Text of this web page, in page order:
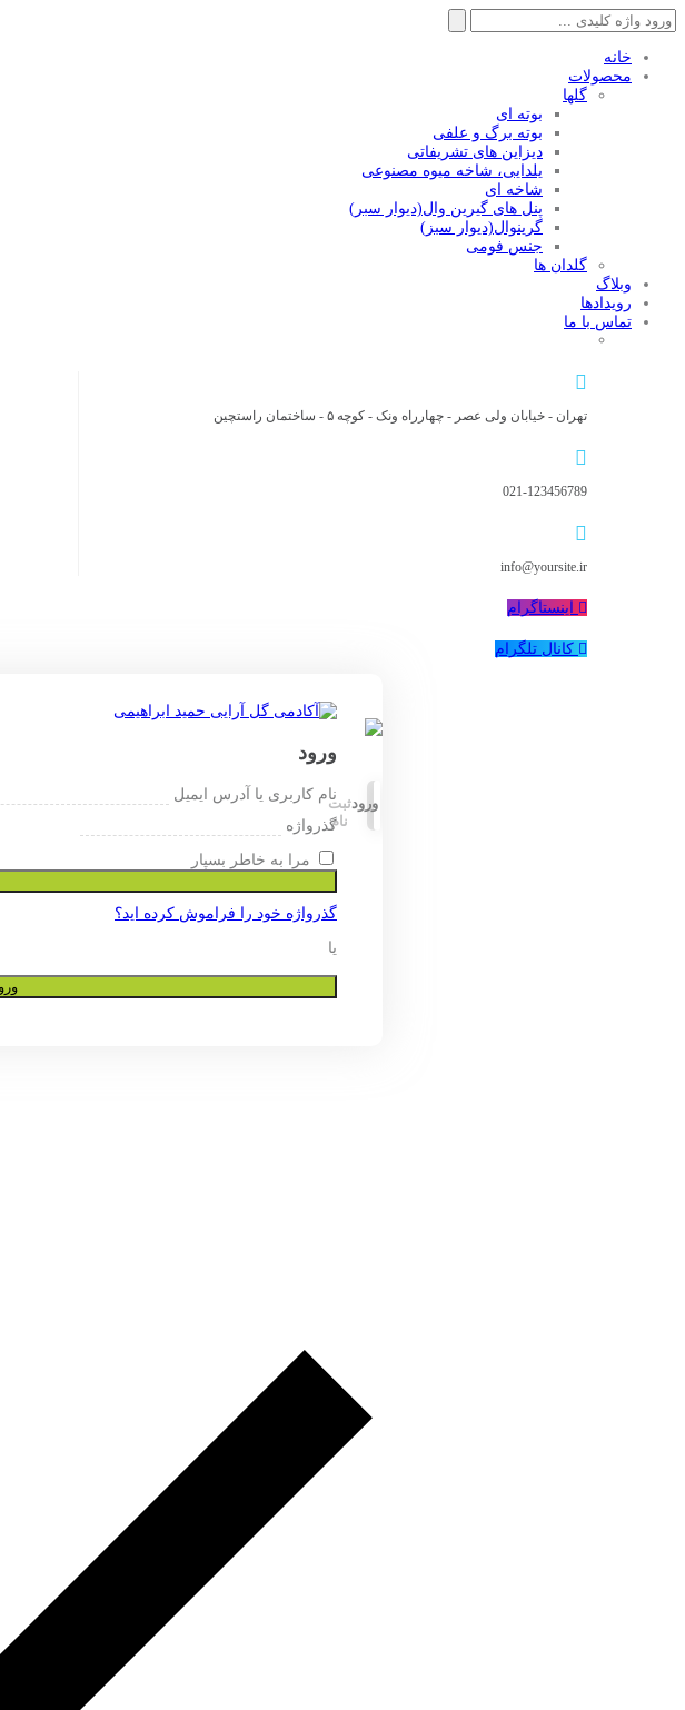
جستجو
برای:
خانه
محصولات
گلها
بوته ای
بوته برگ و علفی
دیزاین های تشریفاتی
یلدایی، شاخه میوه مصنوعی
شاخه ای
پنل های گیرین وال(دیوار سبر)
گرینوال(دیوار سبز)
جنس فومی
گلدان ها
وبلاگ
رویدادها
تماس با ما
تهران - خیابان ولی عصر - چهارراه ونک - کوچه ۵ - ساختمان راستچین
021-123456789
info@yoursite.ir
اینستاگرام
کانال تلگرام
ورودثبت
نام
ورود
نام کاربری یا آدرس ایمیل
گذرواژه
مرا به خاطر بسپار
گذرواژه خود را فراموش کرده اید؟
یا